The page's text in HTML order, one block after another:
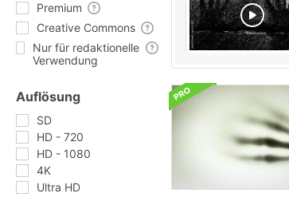
Premium
Creative Commons
Nur für redaktionelle
Verwendung
Auflösung
SD
HD - 720
HD - 1080
4K
Ultra HD